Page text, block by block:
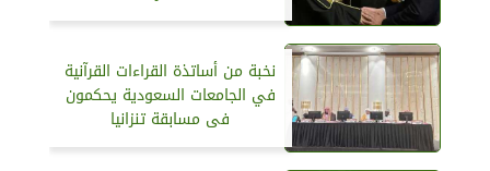
نخبة من أساتذة القراءات القرآنية
في الجامعات السعودية يحكمون
فى مسابقة تنزانيا